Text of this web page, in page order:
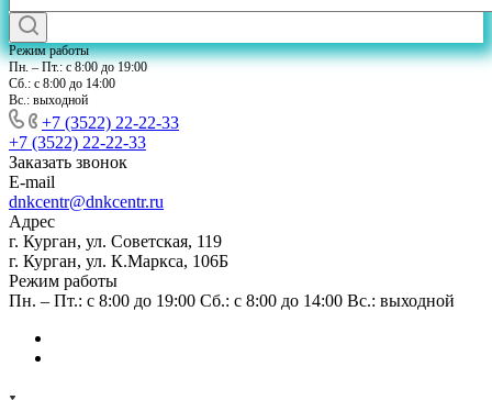
Режим работы
Пн. – Пт.: с 8:00 до 19:00
Сб.: с 8:00 до 14:00
Вс.: выходной
+7 (3522) 22-22-33
+7 (3522) 22-22-33
Заказать звонок
E-mail
dnkcentr@dnkcentr.ru
Адрес
г. Курган, ул. Советская, 119
г. Курган, ул. К.Маркса, 106Б
Режим работы
Пн. – Пт.: с 8:00 до 19:00 Сб.: с 8:00 до 14:00 Вс.: выходной